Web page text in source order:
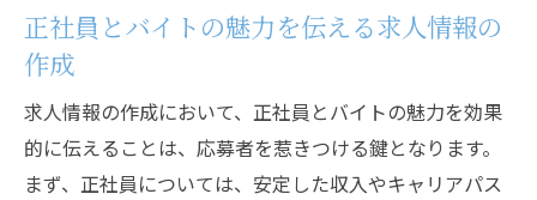
正社員とバイトの魅力を伝える求人情報の
作成
求人情報の作成において、正社員とバイトの魅力を効果
的に伝えることは、応募者を惹きつける鍵となります。
まず、正社員については、安定した収入やキャリアパス